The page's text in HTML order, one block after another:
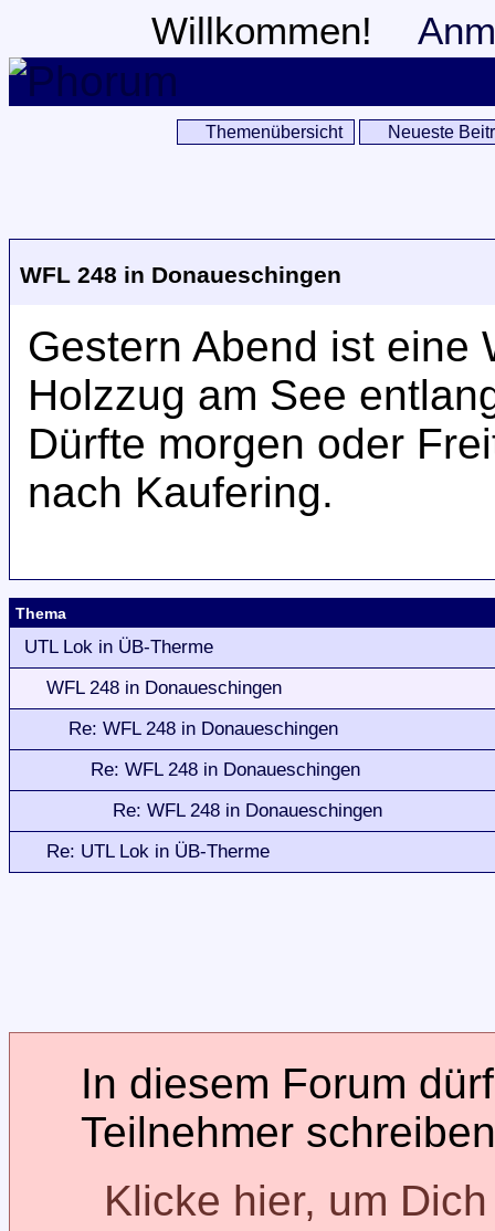
Willkommen!
Themenübersicht Neueste
WFL 248 in Donaueschingen
Gestern Abend ist eine
Holzzug am See
Dürfte morgen oder
nach Kaufering.
Thema
UTL Lok in ÜB-Therme
WFL 248 in Donaueschingen
Re: WFL 248 in Donaueschingen
Re: WFL 248 in Donaueschingen
Re: WFL 248 in Donaueschingen
Re: UTL Lok in ÜB-Therme
In diesem Forum
Teilnehmer
Klicke hier, um